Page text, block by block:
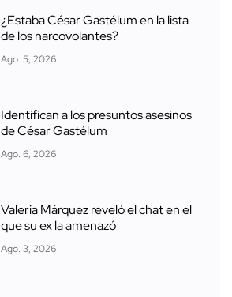
¿Estaba César Gastélum en la lista
de los narcovolantes?
Ago. 5, 2026
Identifican a los presuntos asesinos
de César Gastélum
Ago. 6, 2026
Valeria Márquez reveló el chat en el
que su ex la amenazó
Ago. 3, 2026